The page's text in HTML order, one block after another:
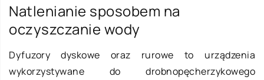
Natlenianie sposobem na
oczyszczanie wody
Dyfuzory dyskowe oraz rurowe to urządzenia
wykorzystywane do drobnopęcherzykowego